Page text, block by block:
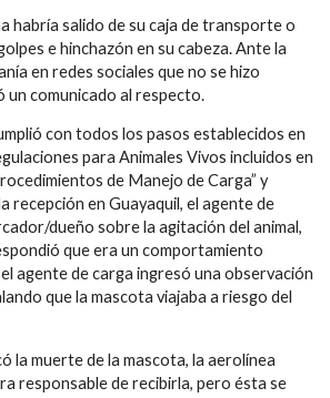
habría salido de su caja de transporte o
e hinchazón en su cabeza. Ante la
en redes sociales que no se hizo
un comunicado al respecto.
con todos los pasos establecidos en
para Animales Vivos incluidos en
de Manejo de Carga” y
recepción en Guayaquil, el agente de
dueño sobre la agitación del animal,
que era un comportamiento
agente de carga ingresó una observación
que la mascota viajaba a riesgo del
la muerte de la mascota, la aerolínea
responsable de recibirla, pero ésta se